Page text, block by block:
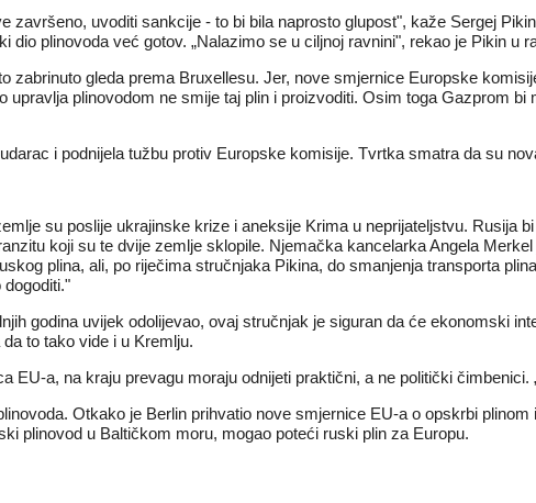
završeno, uvoditi sankcije - to bi bila naprosto glupost", kaže Sergej
dio plinovoda već gotov. „Nalazimo se u ciljnoj ravnini", rekao je Pikin u
zabrinuto gleda prema Bruxellesu. Jer, nove smjernice Europske
plinovodom ne smije taj plin i proizvoditi. Osim toga Gazprom
i podnijela tužbu protiv Europske komisije. Tvrtka smatra da su
su poslije ukrajinske krize i aneksije Krima u neprijateljstvu. Rusija
koji su te dvije zemlje sklopile. Njemačka kancelarka Angela
plina, ali, po riječima stručnjaka Pikina, do smanjenja transporta
godina uvijek odolijevao, ovaj stručnjak je siguran da će ekonomski
to tako vide i u Kremlju.
EU-a, na kraju prevagu moraju odnijeti praktični, a ne politički
Otkako je Berlin prihvatio nove smjernice EU-a o opskrbi
plinovod u Baltičkom moru, mogao poteći ruski plin za Europu.